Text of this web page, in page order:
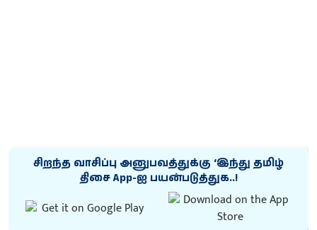
சிறந்த வாசிப்பு அனுபவத்துக்கு ‘இந்து தமிழ்
திசை App-ஐ பயன்படுத்துக..!